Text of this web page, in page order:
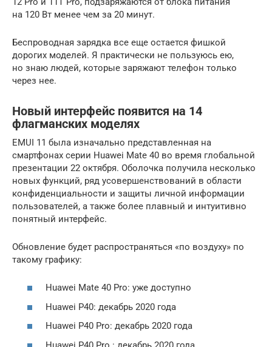
на 120 Вт менее чем за 20 минут.
Беспроводная зарядка все еще остается фишкой
дорогих моделей. Я практически не пользуюсь ею,
но знаю людей, которые заряжают телефон только
через нее.
Новый интерфейс появится на 14
флагманских моделях
EMUI 11 была изначально представленная на
смартфонах серии Huawei Mate 40 во время глобальной
презентации 22 октября. Оболочка получила несколько
новых функций, ряд усовершенствований в области
конфиденциальности и защиты личной информации
пользователей, а также более плавный и интуитивно
понятный интерфейс.
Обновление будет распространяться «по воздуху» по
такому графику:
Huawei Mate 40 Pro: уже доступно
Huawei P40: декабрь 2020 года
Huawei P40 Pro: декабрь 2020 года